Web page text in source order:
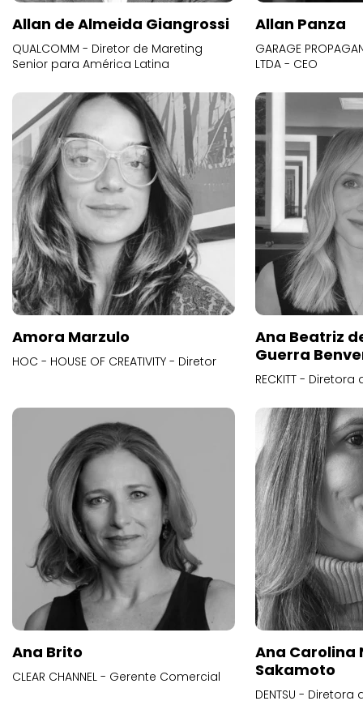
Allan de Almeida Giangrossi
QUALCOMM - Diretor de Mareting
Senior para América Latina
Allan Panza
GARAGE
LTDA - CEO
Amora Marzulo
HOC - HOUSE OF CREATIVITY - Diretor
Ana Beatriz
Guerra
RECKITT -
Ana Brito
CLEAR CHANNEL - Gerente Comercial
Ana Carolina
Sakamoto
DENTSU -